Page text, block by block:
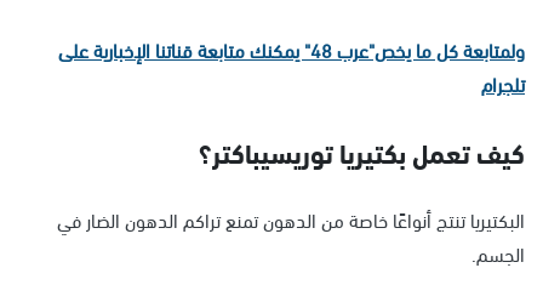
ولمتابعة كل ما يخص"عرب 48" يمكنك متابعة قناتنا الإخبارية على
تلجرام
كيف تعمل بكتيريا توريسيباكتر؟
البكتيريا تنتج أنواعًا خاصة من الدهون تمنع تراكم الدهون الضار في
الجسم.